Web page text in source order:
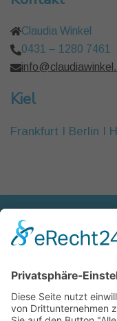
Claudia Winkel
0431 – 1280 7461
Kiel
Frankfurt I Berlin I
Copyright © 2026
Training,